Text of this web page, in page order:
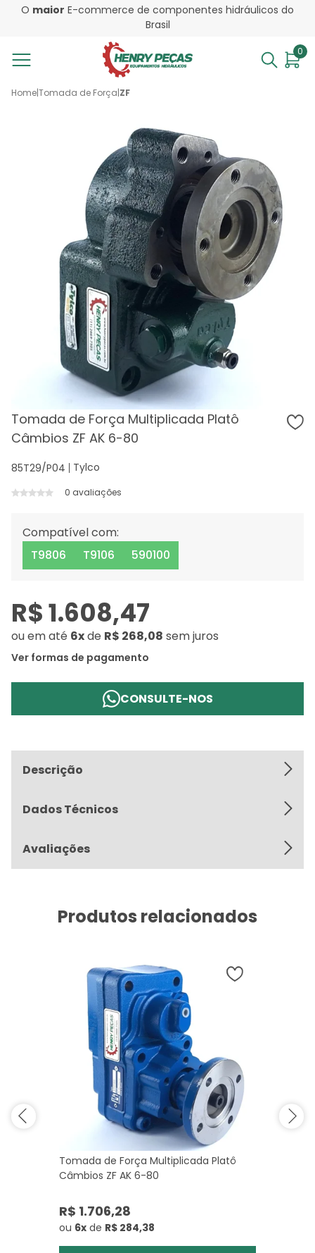
O maior E-commerce de componentes hidráulicos do
Brasil
0
Home|Tomada de Força|ZF
Tomada de Força Multiplicada Platô
Câmbios ZF AK 6-80
85T29/P04 Tylco
0 avaliações
R$ 1.608,47
ouem até 6xde R$ 268,08 sem juros
Ver formas de pagamento
Compatível com:
T9806
T9106 590100
CONSULTE-NOS
Descrição
Dados Técnicos
Avaliações
Produtos relacionados
Tomada de Força Multiplicada Platô
Câmbios ZF AK 6-80
R$ 1.706,28
ou 6x de R$ 284,38